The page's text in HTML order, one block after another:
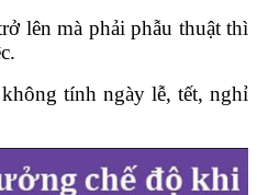
lên mà phải phẫu thuật thì
tính ngày lễ, tết, nghỉ